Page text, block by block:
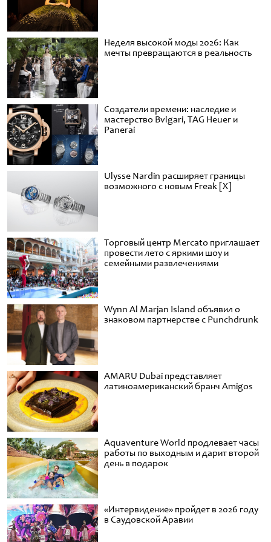
Неделя высокой моды 2026: Как
мечты превращаются в реальность
Создатели времени: наследие и
мастерство Bvlgari, TAG Heuer и
Panerai
Ulysse Nardin расширяет границы
возможного с новым Freak [X]
Торговый центр Mercato приглашает
провести лето с яркими шоу и
семейными развлечениями
Wynn Al Marjan Island объявил о
знаковом партнерстве с Punchdrunk
AMARU Dubai представляет
латиноамериканский бранч Amigos
Aquaventure World продлевает часы
работы по выходным и дарит второй
день в подарок
«Интервидение» пройдет в 2026 году
в Саудовской Аравии